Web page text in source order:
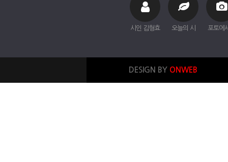
시인 김형효 오늘의 시 포토에
DESIGN BY ONWEB